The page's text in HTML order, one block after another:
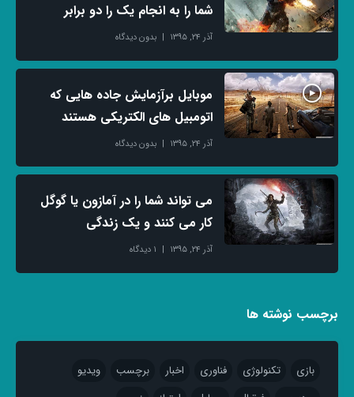
شما را به انجام یک را دو برابر
آذر ۲۴, ۱۳۹۵ بدون دیدگاه
موبایل برآزمایش جاده هایی که
اتومبیل های الکتریکی هستند
آذر ۲۴, ۱۳۹۵ بدون دیدگاه
می تواند شما را در آمازون یا گوگل
کار می کنند و یک زندگی
آذر ۲۴, ۱۳۹۵ ۱ دیدگاه
برچسب نوشته ها
بازی تکنولوژی فناوری اخبار برچسب
ویدیو